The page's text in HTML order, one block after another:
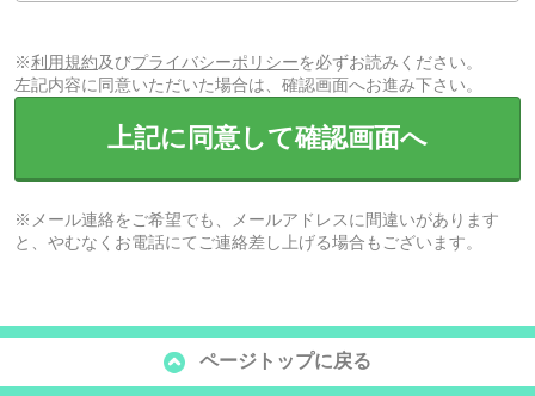
※利用規約及びプライバシーポリシーを必ずお読みください。
左記内容に同意いただいた場合は、確認画面へお進み下さい。
上記に同意して確認画面へ
※メール連絡をご希望でも、メールアドレスに間違いがあります
と、やむなくお電話にてご連絡差し上げる場合もございます。
ページトップに戻る